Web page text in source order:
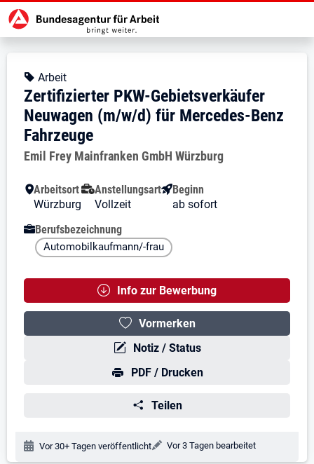
Zur Jobsuche Startseite
Stellendetails zu: Zertifizierter
Zertifizierter PKW-
Zertifizierter PKW-
Kopfbereich
Angebotsart:
Arbeit
Zertifizierter PKW-Gebietsverkäufer
Neuwagen (m/w/d) für Mercedes-Benz
Fahrzeuge
Arbeitgeber:
Emil Frey Mainfranken GmbH Würzburg
Besondere Merkmale
Arbeitsort
Würzburg
Anstellungsart
Vollzeit
Beginn
ab sofort
Berufsbezeichnung
Automobilkaufmann/-frau
Info zur Bewerbung
Vormerken
Notiz / Status
PDF / Drucken
Teilen
Veröffentlichungsdatum:
Vor 30+ Tagen veröffentlicht Änderungsdatum:
Vor 3 Tagen bearbeitet